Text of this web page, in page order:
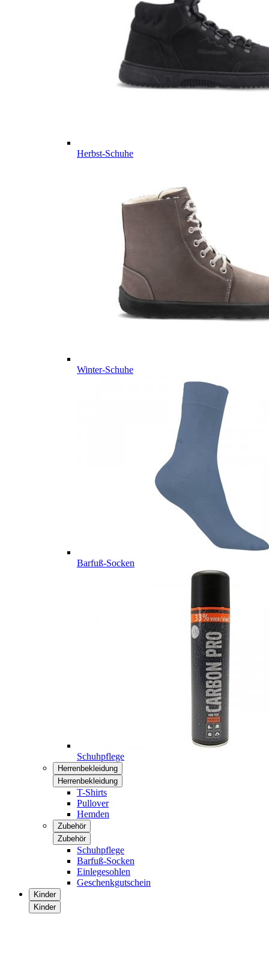
Herbst-Schuhe
Winter-Schuhe
Barfuß-Socken
Schuhpflege
Herrenbekleidung
Herrenbekleidung
T-Shirts
Pullover
Hemden
Zubehör
Zubehör
Schuhpflege
Barfuß-Socken
Einlegesohlen
Geschenkgutschein
Kinder
Kinder